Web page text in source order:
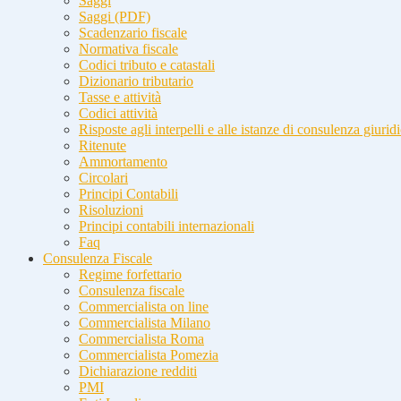
Saggi (PDF)
Scadenzario fiscale
Normativa fiscale
Codici tributo e catastali
Dizionario tributario
Tasse e attività
Codici attività
Risposte agli interpelli e alle istanze di consulenza
Ritenute
Ammortamento
Circolari
Principi Contabili
Risoluzioni
Principi contabili internazionali
Faq
Consulenza Fiscale
Regime forfettario
Consulenza fiscale
Commercialista on line
Commercialista Milano
Commercialista Roma
Commercialista Pomezia
Dichiarazione redditi
PMI